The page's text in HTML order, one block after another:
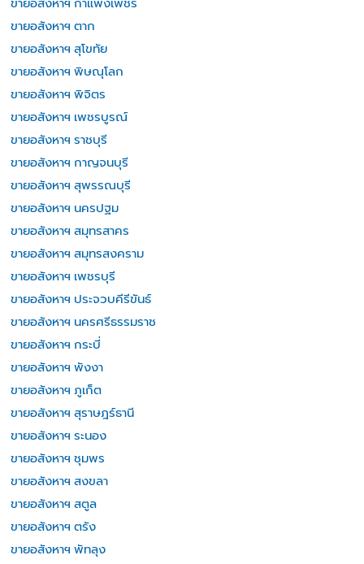
ขายอสังหาฯ กำแพงเพชร
ขายอสังหาฯ ตาก
ขายอสังหาฯ สุโขทัย
ขายอสังหาฯ พิษณุโลก
ขายอสังหาฯ พิจิตร
ขายอสังหาฯ เพชรบูรณ์
ขายอสังหาฯ ราชบุรี
ขายอสังหาฯ กาญจนบุรี
ขายอสังหาฯ สุพรรณบุรี
ขายอสังหาฯ นครปฐม
ขายอสังหาฯ สมุทรสาคร
ขายอสังหาฯ สมุทรสงคราม
ขายอสังหาฯ เพชรบุรี
ขายอสังหาฯ ประจวบคีรีขันธ์
ขายอสังหาฯ นครศรีธรรมราช
ขายอสังหาฯ กระบี่
ขายอสังหาฯ พังงา
ขายอสังหาฯ ภูเก็ต
ขายอสังหาฯ สุราษฎร์ธานี
ขายอสังหาฯ ระนอง
ขายอสังหาฯ ชุมพร
ขายอสังหาฯ สงขลา
ขายอสังหาฯ สตูล
ขายอสังหาฯ ตรัง
ขายอสังหาฯ พัทลุง